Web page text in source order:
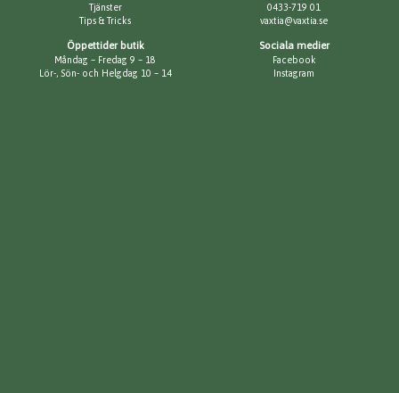
Tjänster
Tips & Tricks
0433-719 01
vaxtia@vaxtia.se
Öppettider butik
Måndag – Fredag 9 – 18
Lör-, Sön- och Helgdag 10 – 14
Sociala medier
Facebook
Instagram